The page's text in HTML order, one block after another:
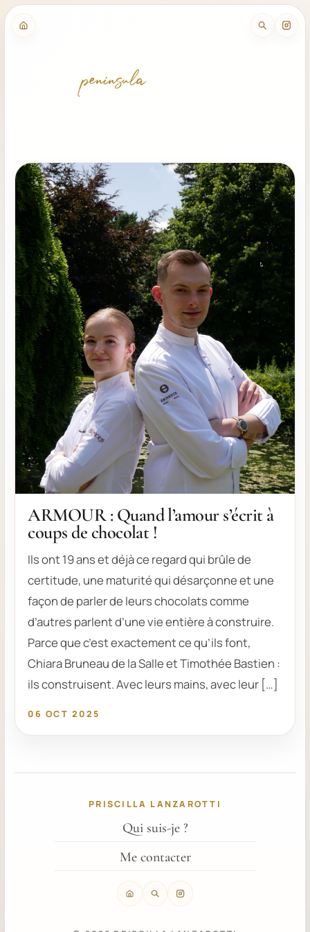
peninsula
ARMOUR : Quand l’amour s’écrit à
coups de chocolat !
Ils ont 19 ans et déjà ce regard qui brûle de
certitude, une maturité qui désarçonne et une
façon de parler de leurs chocolats comme
d’autres parlent d’une vie entière à construire.
Parce que c’est exactement ce qu’ils font,
Chiara Bruneau de la Salle et Timothée Bastien :
ils construisent. Avec leurs mains, avec leur […]
06 OCT 2025
PRISCILLA LANZAROTTI
Qui suis-je ?
Me contacter